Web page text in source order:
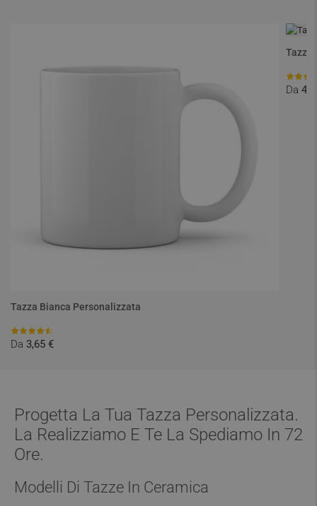
Tazza Bianca Personalizzata
Da 3,65 €
Tazza
Da
Progetta La Tua Tazza Personalizzata.
La Realizziamo E Te La Spediamo In 72
Ore.
Modelli Di Tazze In Ceramica